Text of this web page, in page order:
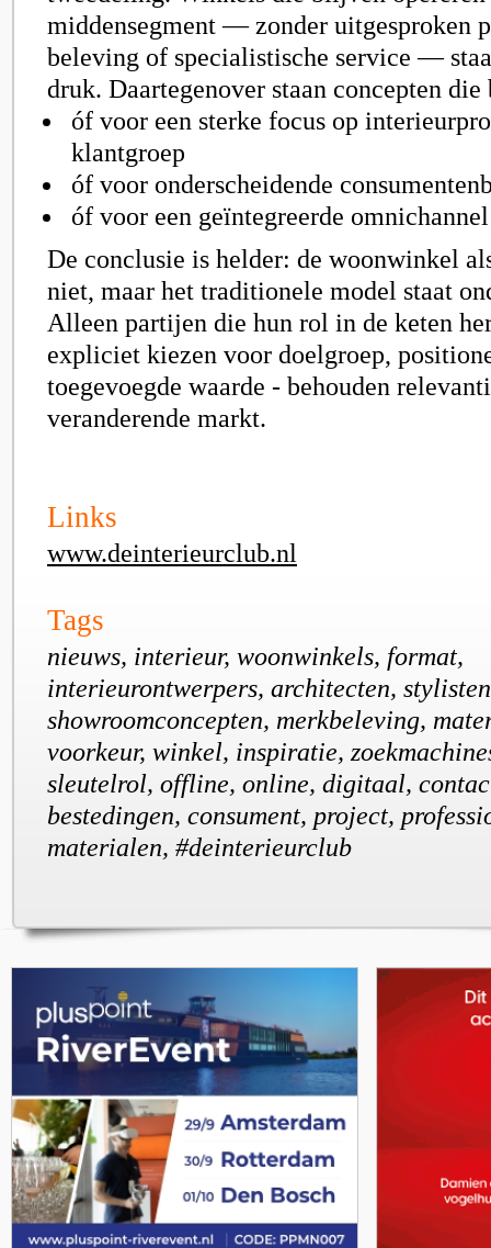
middensegment — zonder uitgesproken
beleving of specialistische service —
druk. Daartegenover staan concepten
óf voor een sterke focus op
klantgroep
óf voor onderscheidende
óf voor een geïntegreerde
De conclusie is helder: de woonwinkel
niet, maar het traditionele model staat
Alleen partijen die hun rol in de keten
expliciet kiezen voor doelgroep,
toegevoegde waarde - behouden
veranderende markt.
Links
www.deinterieurclub.nl
Tags
nieuws, interieur, woonwinkels, format,
interieurontwerpers, architecten,
showroomconcepten, merkbeleving,
voorkeur, winkel, inspiratie,
sleutelrol, offline, online, digitaal,
bestedingen, consument, project,
materialen, #deinterieurclub